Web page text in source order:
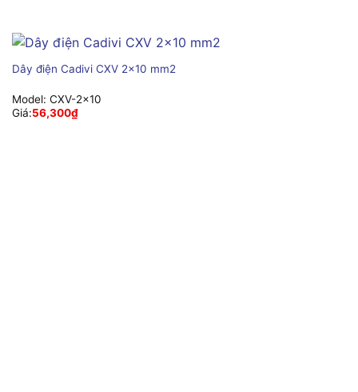
Dây điện Cadivi CXV 2×10 mm2
Model: CXV-2×10
Giá:56,300₫